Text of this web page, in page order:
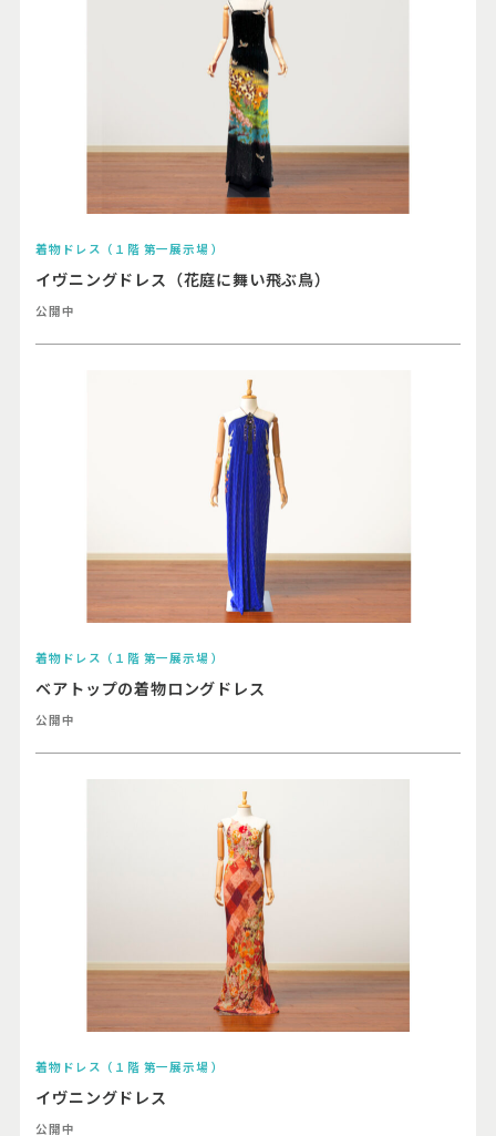
着物ドレス（１階 第一展示場 ）
イヴニングドレス（花庭に舞い飛ぶ鳥）
公開中
着物ドレス（１階 第一展示場 ）
ベアトップの着物ロングドレス
公開中
着物ドレス（１階 第一展示場 ）
イヴニングドレス
公開中